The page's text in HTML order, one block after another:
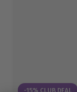
-15% CLUB DEAL